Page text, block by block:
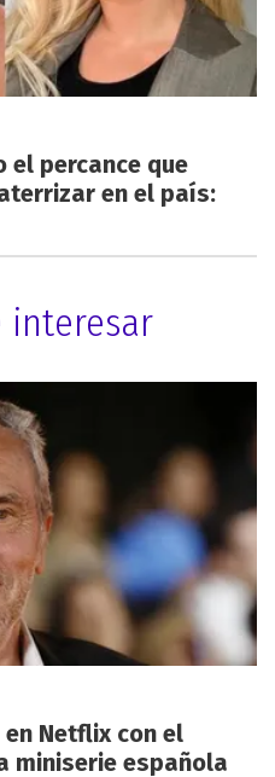
el percance que
en el país:
interesar
Netflix con el
miniserie española